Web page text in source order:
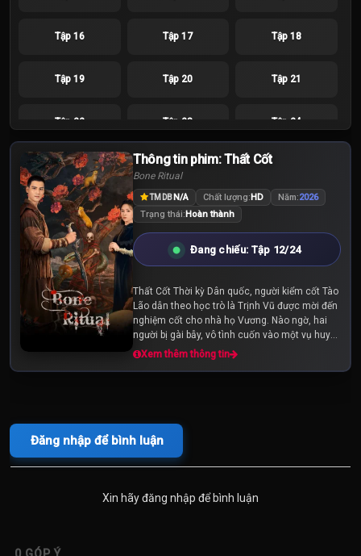
Tập 16 Tập 17 Tập 18
Tập 19 Tập 20 Tập 21
Tập 22 Tập 23 Tập 24
Thông tin phim: Thất Cốt
Bone Ritual
TMDBN/A Chất lượng:HD Năm:2026
Trạng thái:Hoàn thành
Đang chiếu: Tập 12/24
Thất Cốt Thời kỳ Dân quốc, người kiểm cốt Tào
Lão dẫn theo học trò là Trịnh Vũ được mời đến
nghiệm cốt cho nhà họ Vương. Nào ngờ, hai
người bị gài bẫy, vô tình cuốn vào một vụ huyết
án bí ẩn. Để tự cứu lấy mạng sống...
Xem thêm thông tin
Đăng nhập để bình luận
Xin hãy đăng nhập để bình luận
0 GÓP Ý